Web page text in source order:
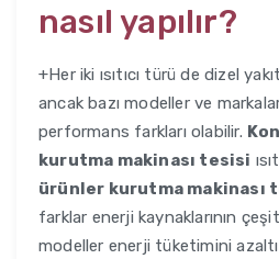
nasıl yapılır?
+Her iki ısıtıcı türü de dizel
ancak bazı modeller ve
performans farkları olabilir.
kurutma makinası tesisi
ürünler kurutma makinası
farklar enerji kaynaklarının
modeller enerji tüketimini